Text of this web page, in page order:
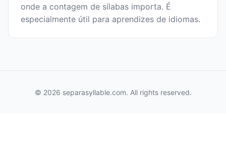
onde a contagem de sílabas importa. É
especialmente útil para aprendizes de idiomas.
© 2026 separasyllable.com. All rights reserved.